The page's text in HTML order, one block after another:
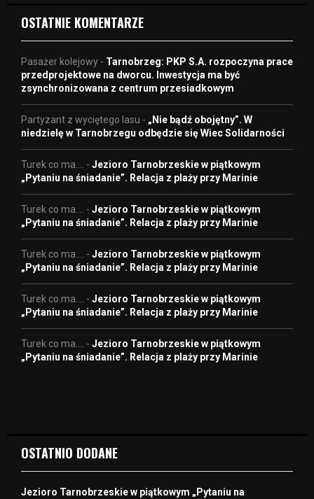
OSTATNIE KOMENTARZE
Pasażer kolejowy - Tarnobrzeg: PKP S.A. rozpoczyna prace
przedprojektowe na dworcu. Inwestycja ma być
zsynchronizowana z centrum przesiadkowym
Partyzant z wyciętego lasu - „Nie bądź obojętny”. W
niedzielę w Tarnobrzegu odbędzie się Wiec Solidarności
Turek co ma.... - Jezioro Tarnobrzeskie w piątkowym
„Pytaniu na śniadanie”. Relacja z plaży przy Marinie
Turek co ma.... - Jezioro Tarnobrzeskie w piątkowym
„Pytaniu na śniadanie”. Relacja z plaży przy Marinie
Turek co ma.... - Jezioro Tarnobrzeskie w piątkowym
„Pytaniu na śniadanie”. Relacja z plaży przy Marinie
Turek co ma.... - Jezioro Tarnobrzeskie w piątkowym
„Pytaniu na śniadanie”. Relacja z plaży przy Marinie
Turek co ma.... - Jezioro Tarnobrzeskie w piątkowym
„Pytaniu na śniadanie”. Relacja z plaży przy Marinie
OSTATNIO DODANE
Jezioro Tarnobrzeskie w piątkowym „Pytaniu na